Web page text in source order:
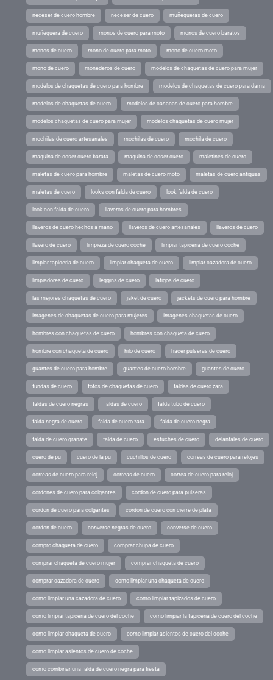
neceser de cuero hombre neceser de cuero muñequeras de cuero
muñequera de cuero monos de cuero para moto monos de cuero baratos
monos de cuero mono de cuero para moto mono de cuero moto
mono de cuero monederos de cuero modelos de chaquetas de cuero para mujer
modelos de chaquetas de cuero para hombre modelos de chaquetas de cuero para dama
modelos de chaquetas de cuero modelos de casacas de cuero para hombre
modelos chaquetas de cuero para mujer modelos chaquetas de cuero mujer
mochilas de cuero artesanales mochilas de cuero mochila de cuero
maquina de coser cuero barata maquina de coser cuero maletines de cuero
maletas de cuero para hombre maletas de cuero moto maletas de cuero antiguas
maletas de cuero looks con falda de cuero look falda de cuero
look con falda de cuero llaveros de cuero para hombres
llaveros de cuero hechos a mano llaveros de cuero artesanales llaveros de cuero
llavero de cuero limpieza de cuero coche limpiar tapiceria de cuero coche
limpiar tapiceria de cuero limpiar chaqueta de cuero limpiar cazadora de cuero
limpiadores de cuero leggins de cuero latigos de cuero
las mejores chaquetas de cuero jaket de cuero jackets de cuero para hombre
imagenes de chaquetas de cuero para mujeres imagenes chaquetas de cuero
hombres con chaquetas de cuero hombres con chaqueta de cuero
hombre con chaqueta de cuero hilo de cuero hacer pulseras de cuero
guantes de cuero para hombre guantes de cuero hombre guantes de cuero
fundas de cuero fotos de chaquetas de cuero faldas de cuero zara
faldas de cuero negras faldas de cuero falda tubo de cuero
falda negra de cuero falda de cuero zara falda de cuero negra
falda de cuero granate falda de cuero estuches de cuero delantales de cuero
cuero de pu cuero de la pu cuchillos de cuero correas de cuero para relojes
correas de cuero para reloj correas de cuero correa de cuero para reloj
cordones de cuero para colgantes cordon de cuero para pulseras
cordon de cuero para colgantes cordon de cuero con cierre de plata
cordon de cuero converse negras de cuero converse de cuero
compro chaqueta de cuero comprar chupa de cuero
comprar chaqueta de cuero mujer comprar chaqueta de cuero
comprar cazadora de cuero como limpiar una chaqueta de cuero
como limpiar una cazadora de cuero como limpiar tapizados de cuero
como limpiar tapiceria de cuero del coche como limpiar la tapiceria de cuero del coche
como limpiar chaqueta de cuero como limpiar asientos de cuero del coche
como limpiar asientos de cuero de coche
como combinar una falda de cuero negra para fiesta